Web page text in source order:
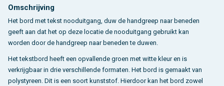
Omschrijving
Het bord met tekst nooduitgang, duw de handgreep naar beneden
geeft aan dat het op deze locatie de nooduitgang gebruikt kan
worden door de handgreep naar beneden te duwen.
Het tekstbord heeft een opvallende groen met witte kleur en is
verkrijgbaar in drie verschillende formaten. Het bord is gemaakt van
polystyreen. Dit is een soort kunststof. Hierdoor kan het bord zowel